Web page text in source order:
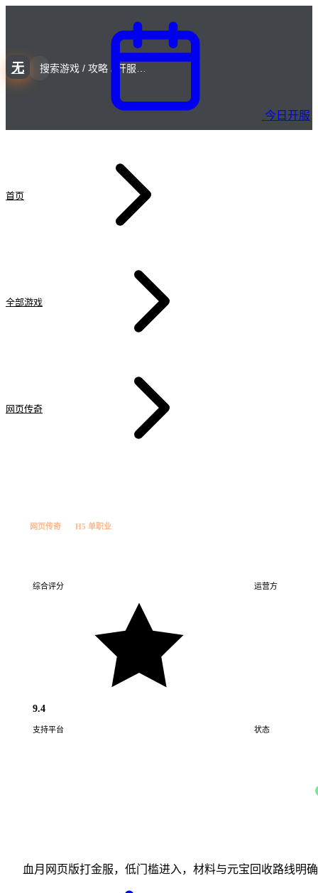
无
今日开服
首页
全部游戏
网页传奇
H5 单职业
网页传奇 H5 单职业
综合评分
9.4
运营方
支持平台 状态
血月网页版打金服，低门槛进入，材料与元宝回收路线明